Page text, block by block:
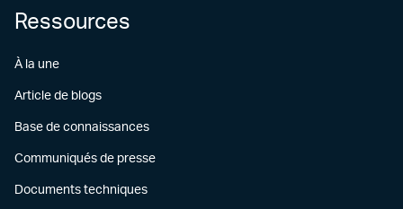
Ressources
À la une
Article de blogs
Base de connaissances
Communiqués de presse
Documents techniques